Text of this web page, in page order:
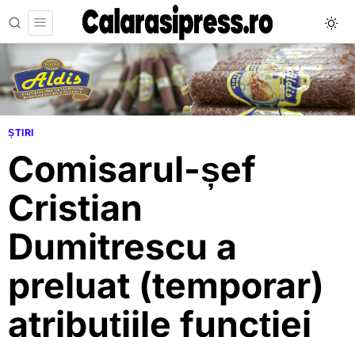
ȘTIRI
Comisarul-șef
Cristian
Dumitrescu a
preluat (temporar)
atribuțiile funcției